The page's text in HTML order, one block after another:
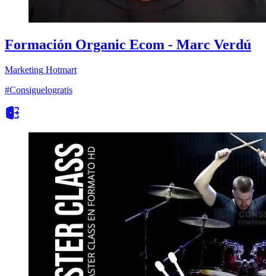
Formación Organic Ecom - Marc Verdú
Marketing Hotmart
#Consiguelogratis